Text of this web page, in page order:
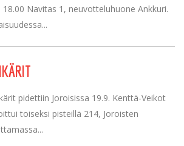
18.00 Navitas 1, neuvotteluhuone Ankkuri.
pidettiin Joroisissa 19.9. Kenttä-Veikot
toiseksi pisteillä 214, Joroisten